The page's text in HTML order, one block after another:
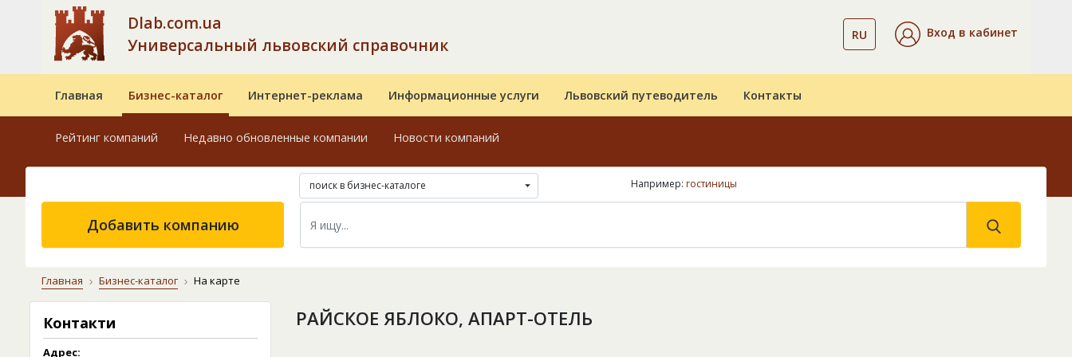
Dlab.com.ua
Универсальный львовский справочник
RU Вход в кабинет
Главная Бизнес-каталог Интернет-реклама Информационные услуги Львовский путеводитель Контакты
Рейтинг компаний Недавно обновленные компании Новости компаний
поиск в бизнес-каталоге Например: гостиницы
Добавить компанию
Главная Бизнес-каталог На карте
Контакти
Адрес:
РАЙСКОЕ ЯБЛОКО, АПАРТ-ОТЕЛЬ